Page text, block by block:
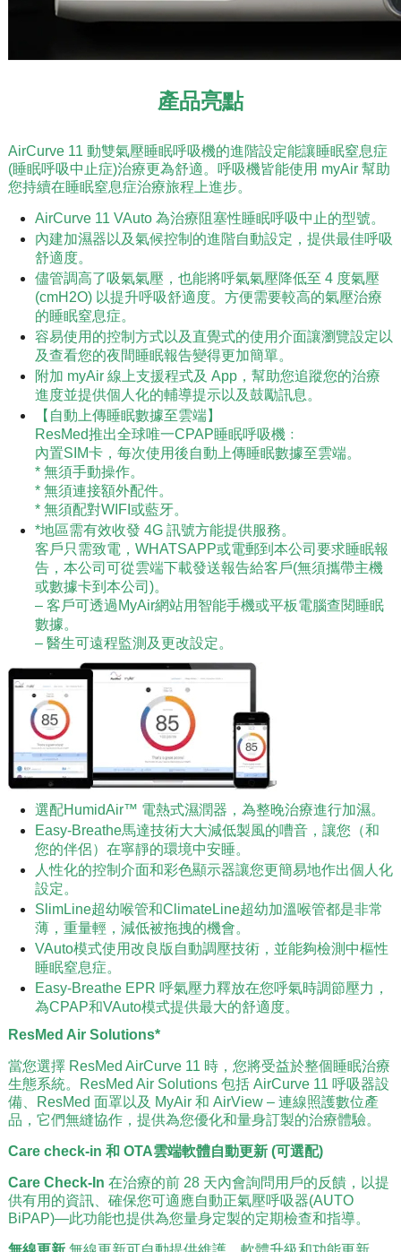
產品亮點
AirCurve 11 動雙氣壓睡眠呼吸機的進階設定能讓睡眠窒息症
(睡眠呼吸中止症)治療更為舒適。呼吸機皆能使用 myAir 幫助
您持續在睡眠窒息症治療旅程上進步。
AirCurve 11 VAuto 為治療阻塞性睡眠呼吸中止的型號。
內建加濕器以及氣候控制的進階自動設定，提供最佳呼吸
舒適度。
儘管調高了吸氣氣壓，也能將呼氣氣壓降低至 4 度氣壓
(cmH2O) 以提升呼吸舒適度。方便需要較高的氣壓治療
的睡眠窒息症。
容易使用的控制方式以及直覺式的使用介面讓瀏覽設定以
及查看您的夜間睡眠報告變得更加簡單。
附加 myAir 線上支援程式及 App，幫助您追蹤您的治療
進度並提供個人化的輔導提示以及鼓勵訊息。
【自動上傳睡眠數據至雲端】
ResMed推出全球唯一CPAP睡眠呼吸機﹕
內置SIM卡，每次使用後自動上傳睡眠數據至雲端。
* 無須手動操作。
* 無須連接額外配件。
* 無須配對WIFI或藍牙。
*地區需有效收發 4G 訊號方能提供服務。
客戶只需致電，WHATSAPP或電郵到本公司要求睡眠報
告，本公司可從雲端下載發送報告給客戶(無須攜帶主機
或數據卡到本公司)。
– 客戶可透過MyAir網站用智能手機或平板電腦查閱睡眠
數據。
– 醫生可遠程監測及更改設定。
選配HumidAir™ 電熱式濕潤器，為整晚治療進行加濕。
Easy-Breathe馬達技術大大減低製風的嘈音，讓您（和
您的伴侶）在寧靜的環境中安睡。
人性化的控制介面和彩色顯示器讓您更簡易地作出個人化
設定。
SlimLine超幼喉管和ClimateLine超幼加溫喉管都是非常
薄，重量輕，減低被拖拽的機會。
VAuto模式使用改良版自動調壓技術，並能夠檢測中樞性
睡眠窒息症。
Easy-Breathe EPR 呼氣壓力釋放在您呼氣時調節壓力，
為CPAP和VAuto模式提供最大的舒適度。
ResMed Air Solutions*
當您選擇 ResMed AirCurve 11 時，您將受益於整個睡眠治療
生態系統。ResMed Air Solutions 包括 AirCurve 11 呼吸器設
備、ResMed 面罩以及 MyAir 和 AirView – 連線照護數位產
品，它們無縫協作，提供為您優化和量身訂製的治療體驗。
Care check-in 和 OTA雲端軟體自動更新 (可選配)
Care Check-In 在治療的前 28 天內會詢問用戶的反饋，以提
供有用的資訊、確保您可適應自動正氣壓呼吸器(AUTO
BiPAP)—此功能也提供為您量身定製的定期檢查和指導。